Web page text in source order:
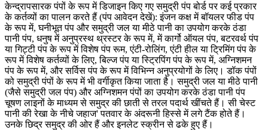
केन्द्रापसारक पंपों के रूप में डिजाइन किए गए समुद्री पंप बोर्ड पर कई प्रकार
के कर्तव्यों का पालन करते हैं (पंप आवेदन देखें): इंजन कक्ष में बॉयलर फीड पंप
के रूप में, घनीभूत पंप और समुद्री जल या मीठे पानी का उपयोग करके ठंडा
पानी पंप, धनुष में अनुप्रस्थ थ्रस्टर के रूप में, में कार्गो ऑयल पंप, बटरवर्थ पंप
या गिट्टी पंप के रूप में विशेष पंप रूम, एंटी-रोलिंग, एंटी हील या ट्रिमिंग पंप के
रूप में विशेष कर्तव्यों के लिए, बिल्ज पंप या स्ट्रिपिंग पंप के रूप में, अग्निशमन
पंप के रूप में, और सर्विस पंप के रूप में विभिन्न अनुप्रयोगों के लिए। डॉक पंपों
को समुद्री पंपों के रूप में भी वर्गीकृत किया जाता है। समुद्री जल या मीठे पानी
(जैसे समुद्री जल पंप) और अग्निशमन पंपों का उपयोग करके ठंडा पानी पंप
चूषण लाइनों के माध्यम से समुद्र की छाती से तरल पदार्थ खींचते हैं। सी चेस्ट
पानी की रेखा के नीचे जहाज' पतवार के अंदरूनी हिस्से में लगे टैंक होते हैं।
उनके छिद्र समुद्र की ओर हैं और इनलेट स्क्रीन से ढके हुए हैं।